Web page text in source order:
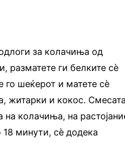
за колачиња од
разматете ги белките сѐ
го шеќерот и матете сѐ
житарки и кокос.
на колачиња, на
минути, сѐ додека